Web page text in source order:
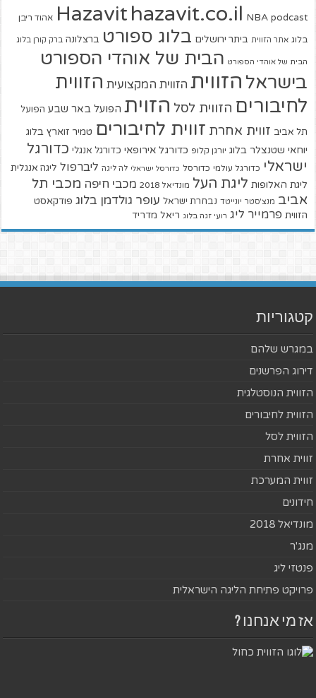
Hazavit hazavit.co.il NBA podcast אהוד ריבן
בלוג אתר הזווית ביתר ירושלים בלוג ספורט ברצלונה ברק קורן בלוג
הבית של אוהדי הספורט הבית של אוהדי הספורט
בישראל הזווית הזווית המקצועית הזווית
לחיבורים הזווית לסל הזוית הפועל באר שבע הפועל
תל אביב זווית אחרת זווית לחיבורים טמיר זוארץ בלוג
יוחאי שטנצלר בלוג יורגן קלופ כדורגל אירופאי כדורגל אנגלי כדורגל
ישראלי כדורגל עולמי כדורסל כדורסל ישראלי לה ליגה ליברפול ליגה אנגלית
ליגת האלופות ליגת העל מונדיאל 2018 מכבי חיפה מכבי תל
אביב מנצ'סטר יונייטד נבחרת ישראל עופר גולדמן בלוג פודקאסט
הזווית פרמייר ליג רועי זגה בלוג ריאל מדריד
קטגוריות
במגרש שלהם
דירוג הפרשנים
הזווית הנוסטלגית
הזווית לחיבורים
הזווית לסל
זווית אחרת
זווית המערכת
חידונים
מונדיאל 2018
מנג'ר
פנטזי ליג
פרויקט פתיחת הליגה הישראלית
אז מי אנחנו ?